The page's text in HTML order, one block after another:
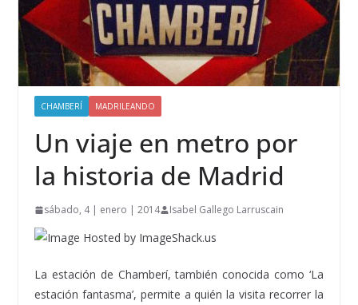
CHAMBERÍ MADRILEANDO
Un viaje en metro por
la historia de Madrid
sábado, 4 | enero | 2014 Isabel Gallego Larruscain
La estación de Chamberí, también conocida como ‘La
estación fantasma’, permite a quién la visita recorrer la